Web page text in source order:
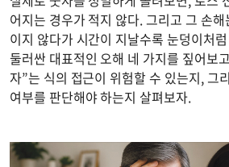
어지는 경우가 적지 않다. 그리고 그 손
이지 않다가 시간이 지날수록 눈덩이처
둘러싼 대표적인 오해 네 가지를 짚어보
자”는 식의 접근이 위험할 수 있는지, 그
여부를 판단해야 하는지 살펴보자.